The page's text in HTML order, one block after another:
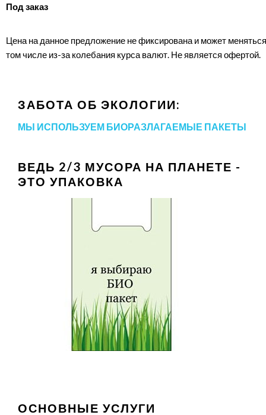
Под заказ
Цена на данное предложение не фиксирована и может
том числе из-за колебания курса валют. Не является офертой.
ЗАБОТА ОБ ЭКОЛОГИИ:
МЫ ИСПОЛЬЗУЕМ БИОРАЗЛАГАЕМЫЕ ПАКЕТЫ
ВЕДЬ 2/3 МУСОРА НА ПЛАНЕТЕ -
ЭТО УПАКОВКА
ОСНОВНЫЕ УСЛУГИ